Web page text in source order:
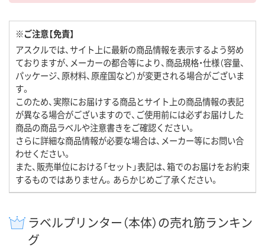
※ご注意【免責】
アスクルでは、サイト上に最新の商品情報を表示するよう努め
ておりますが、メーカーの都合等により、商品規格・仕様（容量、
パッケージ、原材料、原産国など）が変更される場合がございま
す。
このため、実際にお届けする商品とサイト上の商品情報の表記
が異なる場合がございますので、ご使用前には必ずお届けした
商品の商品ラベルや注意書きをご確認ください。
さらに詳細な商品情報が必要な場合は、メーカー等にお問い合
わせください。
また、販売単位における「セット」表記は、箱でのお届けをお約束
するものではありません。あらかじめご了承ください。
ラベルプリンター（本体）の売れ筋ランキン
グ